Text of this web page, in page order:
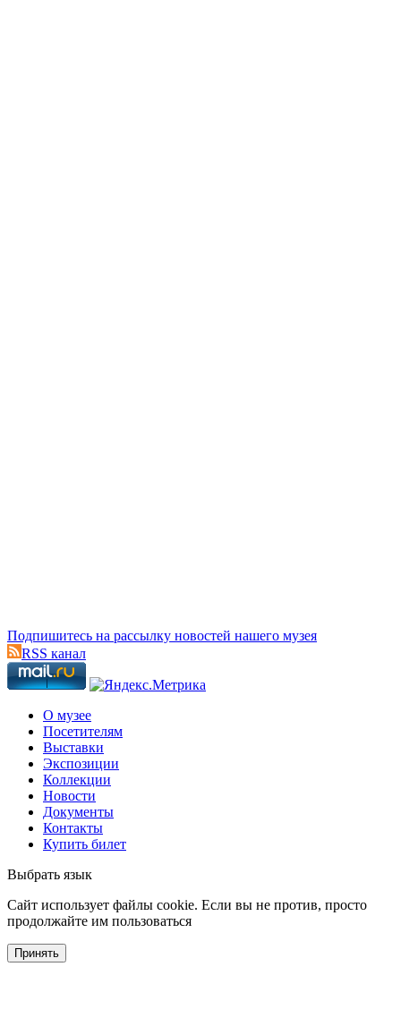
Подпишитесь на рассылку новостей нашего музея
RSS канал
О музее
Посетителям
Выставки
Экспозиции
Коллекции
Новости
Документы
Контакты
Купить билет
Выбрать язык
Cайт использует файлы cookie. Если вы не против, просто
продолжайте им пользоваться
Принять